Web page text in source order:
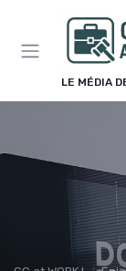
LE MÉDIA